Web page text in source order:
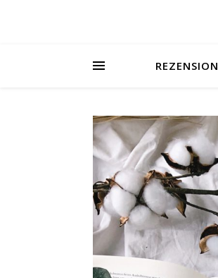
REZENSION